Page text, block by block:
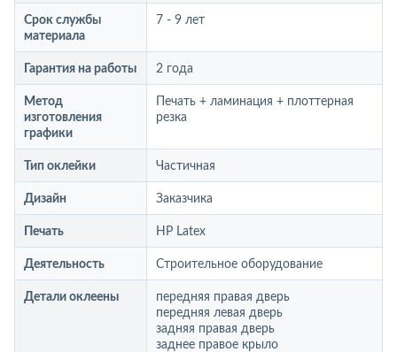
Срок службы
материала
7 - 9 лет
Гарантия на работы 2 года
Метод
изготовления
графики
Печать + ламинация + плоттерная
резка
Тип оклейки Частичная
Дизайн Заказчика
Печать HP Latex
Деятельность Строительное оборудование
Детали оклеены
передняя правая дверь
передняя левая дверь
задняя правая дверь
заднее правое крыло